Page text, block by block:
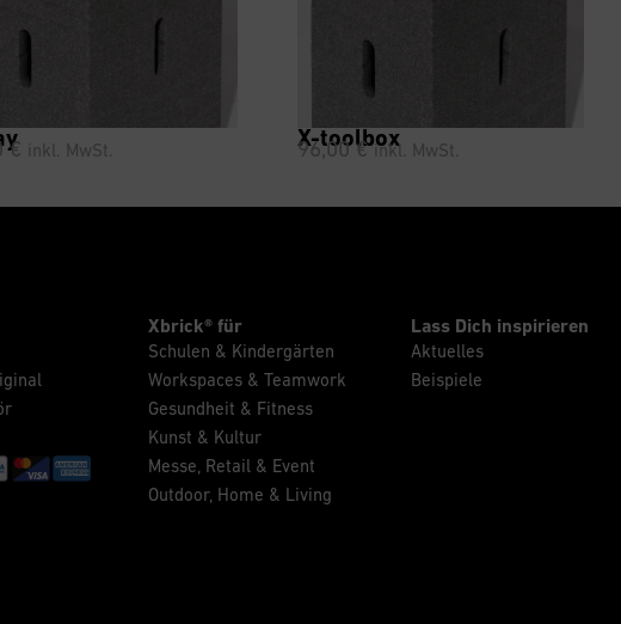
€ inkl. MwSt. X-toolbox
96,00€ inkl. MwSt.
Xbrick® für
Schulen & Kindergärten
Workspaces & Teamwork
Gesundheit & Fitness
Kunst & Kultur
Messe, Retail & Event
Outdoor, Home & Living
Lass Dich inspirieren
Aktuelles
Beispiele